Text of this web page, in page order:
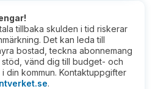
tillbaka skulden i tid riskerar
Det kan leda till
bostad, teckna abonnemang
stöd, vänd dig till budget- och
din kommun. Kontaktuppgifter
.